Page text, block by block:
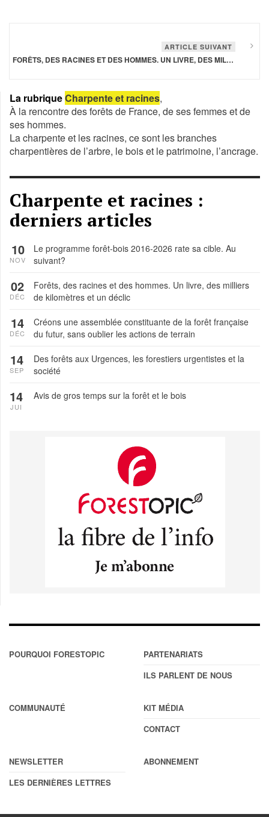
ARTICLE SUIVANT
FORÊTS, DES RACINES ET DES HOMMES. UN LIVRE, DES MILLIERS DE KILOMÈTRES ET UN DÉCLIC
La rubriqueCharpente et racines,
À la rencontre des forêts de France, de ses femmes et de
ses hommes.
La charpente et les racines, ce sont les branches
charpentières de l’arbre, le bois et le patrimoine, l’ancrage.
Charpente et racines :
derniers articles
Le programme forêt-bois 2016-2026 rate sa cible. Au
suivant?
10
NOV
Forêts, des racines et des hommes. Un livre, des milliers
de kilomètres et un déclic
02
DÉC
Créons une assemblée constituante de la forêt française
du futur, sans oublier les actions de terrain
14
DÉC
Des forêts aux Urgences, les forestiers urgentistes et la
société
14
SEP
Avis de gros temps sur la forêt et le bois
14
JUI
POURQUOI FORESTOPIC
PARTENARIATS
ILS PARLENT DE NOUS
COMMUNAUTÉ
KIT MÉDIA
CONTACT
NEWSLETTER
LES DERNIÈRES LETTRES
ABONNEMENT